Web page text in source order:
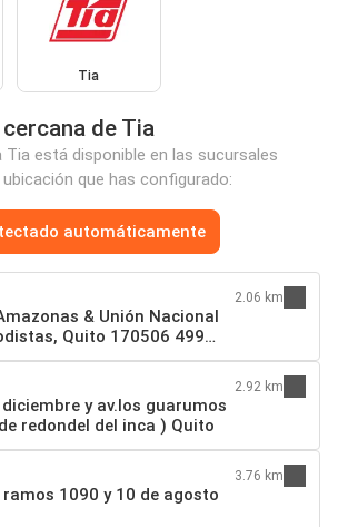
Tia
de Tia
está disponible en las sucursales
que has configurado:
automáticamente
& Unión Nacional
Quito 170506 499
2.06 km
diciembre y av.los guarumos
redondel del inca ) Quito
2.92 km
1090 y 10 de agosto
3.76 km